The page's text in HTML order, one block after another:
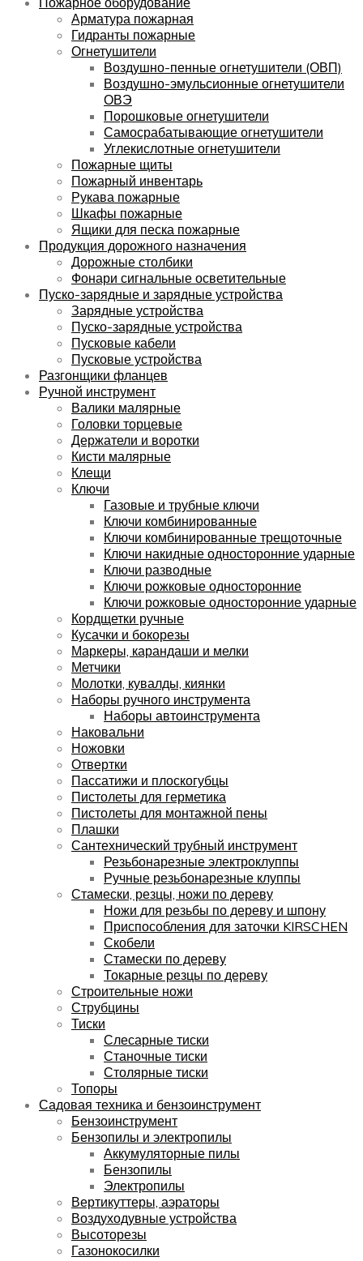
Арматура пожарная
Гидранты пожарные
Огнетушители
Воздушно-пенные огнетушители (ОВП)
Воздушно-эмульсионные огнетушители
ОВЭ
Порошковые огнетушители
Самосрабатывающие огнетушители
Углекислотные огнетушители
Пожарные щиты
Пожарный инвентарь
Рукава пожарные
Шкафы пожарные
Ящики для песка пожарные
Продукция дорожного назначения
Дорожные столбики
Фонари сигнальные осветительные
Пуско-зарядные и зарядные устройства
Зарядные устройства
Пуско-зарядные устройства
Пусковые кабели
Пусковые устройства
Разгонщики фланцев
Ручной инструмент
Валики малярные
Головки торцевые
Держатели и воротки
Кисти малярные
Клещи
Ключи
Газовые и трубные ключи
Ключи комбинированные
Ключи комбинированные трещоточные
Ключи накидные односторонние ударные
Ключи разводные
Ключи рожковые односторонние
Ключи рожковые односторонние ударные
Кордщетки ручные
Кусачки и бокорезы
Маркеры, карандаши и мелки
Метчики
Молотки, кувалды, киянки
Наборы ручного инструмента
Наборы автоинструмента
Наковальни
Ножовки
Отвертки
Пассатижи и плоскогубцы
Пистолеты для герметика
Пистолеты для монтажной пены
Плашки
Сантехнический трубный инструмент
Резьбонарезные электроклуппы
Ручные резьбонарезные клуппы
Стамески, резцы, ножи по дереву
Ножи для резьбы по дереву и шпону
Приспособления для заточки KIRSCHEN
Скобели
Стамески по дереву
Токарные резцы по дереву
Строительные ножи
Струбцины
Тиски
Слесарные тиски
Станочные тиски
Столярные тиски
Топоры
Садовая техника и бензоинструмент
Бензоинструмент
Бензопилы и электропилы
Аккумуляторные пилы
Бензопилы
Электропилы
Вертикуттеры, аэраторы
Воздуходувные устройства
Высоторезы
Газонокосилки